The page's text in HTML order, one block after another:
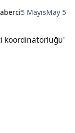
5 MayısMay 5
koordinatörlüğü'